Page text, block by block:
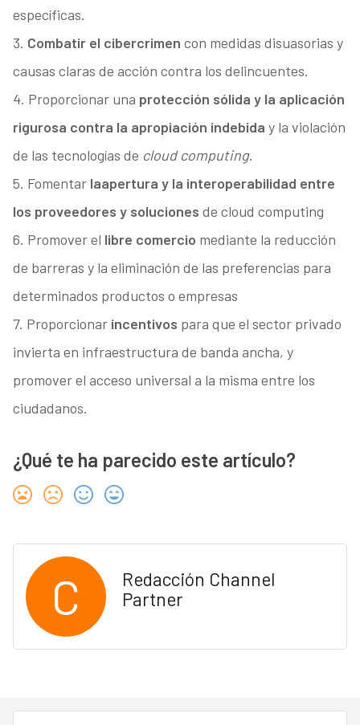
específicas.
3. Combatir el cibercrimen con medidas disuasorias y
causas claras de acción contra los delincuentes.
4. Proporcionar una protección sólida y la aplicación
rigurosa contra la apropiación indebida y la violación
de las tecnologías de cloud computing.
5. Fomentar laapertura y la interoperabilidad entre
los proveedores y soluciones de cloud computing
6. Promover el libre comercio mediante la reducción
de barreras y la eliminación de las preferencias para
determinados productos o empresas
7. Proporcionar incentivos para que el sector privado
invierta en infraestructura de banda ancha, y
promover el acceso universal a la misma entre los
ciudadanos.
¿Qué te ha parecido este artículo?
C
Redacción Channel
Partner